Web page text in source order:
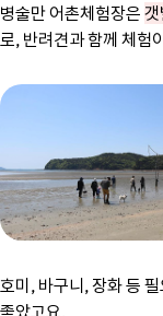
병술만 어촌체험장은
로, 반려견과 함께 체험
호미, 바구니, 장화 등
좋았고요.